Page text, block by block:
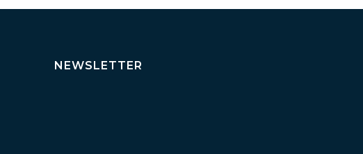
NEWSLETTER